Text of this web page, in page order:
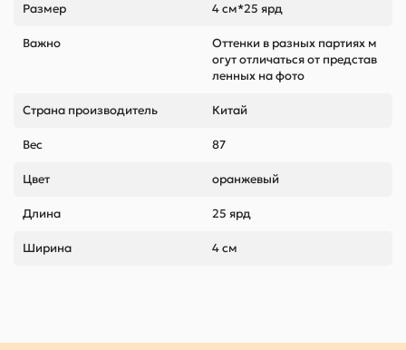
Размер 4 см*25 ярд
Важно
Оттенки в разных партиях м
огут отличаться от представ
ленных на фото
Страна производитель Китай
Вес 87
Цвет оранжевый
Длина 25 ярд
Ширина 4 см